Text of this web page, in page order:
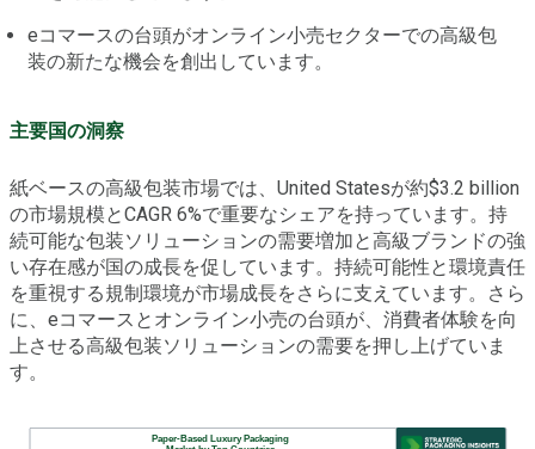
eコマースの台頭がオンライン小売セクターでの高級包
装の新たな機会を創出しています。
主要国の洞察
紙ベースの高級包装市場では、United Statesが約$3.2 billion
の市場規模とCAGR 6%で重要なシェアを持っています。持
続可能な包装ソリューションの需要増加と高級ブランドの強
い存在感が国の成長を促しています。持続可能性と環境責任
を重視する規制環境が市場成長をさらに支えています。さら
に、eコマースとオンライン小売の台頭が、消費者体験を向
上させる高級包装ソリューションの需要を押し上げていま
す。